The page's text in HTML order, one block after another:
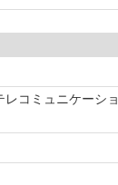
レコミュニケーショ